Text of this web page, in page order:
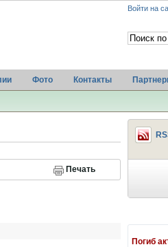
Войти на
Фото Контакты
Печать
Погиб